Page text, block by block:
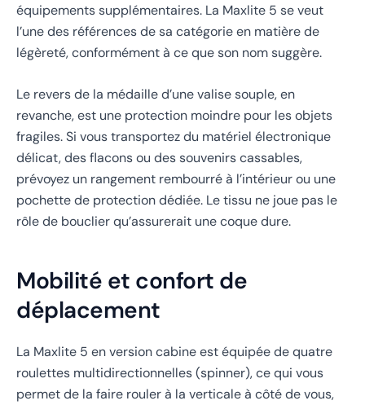
équipements supplémentaires. La Maxlite 5 se veut
l’une des références de sa catégorie en matière de
légèreté, conformément à ce que son nom suggère.
Le revers de la médaille d’une valise souple, en
revanche, est une protection moindre pour les objets
fragiles. Si vous transportez du matériel électronique
délicat, des flacons ou des souvenirs cassables,
prévoyez un rangement rembourré à l’intérieur ou une
pochette de protection dédiée. Le tissu ne joue pas le
rôle de bouclier qu’assurerait une coque dure.
Mobilité et confort de
déplacement
La Maxlite 5 en version cabine est équipée de quatre
roulettes multidirectionnelles (spinner), ce qui vous
permet de la faire rouler à la verticale à côté de vous,